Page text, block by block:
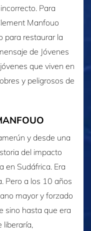
Para
Manfouo
para restaurar la
de Jóvenes
que viven en
y peligrosos de
y desde una
del impacto
en Sudáfrica. Era
Pero a los 10 años
mayor y forzado
sino hasta que era
liberaría,